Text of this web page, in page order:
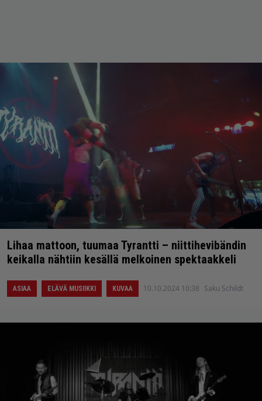
Lihaa mattoon, tuumaa Tyrantti – niittihevibändin
keikalla nähtiin kesällä melkoinen spektaakkeli
ASIAA ELÄVÄ MUSIIKKI KUVAA 10.10.2024 10:38 Saku Schildt